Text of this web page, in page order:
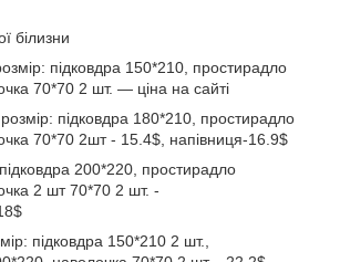
білизни
підковдра 150*210, простирадло
70*70 2 шт. — ціна на сайті
підковдра 180*210, простирадло
70*70 2шт - 15.4$, напівниця-16.9$
200*220, простирадло
2 шт 70*70 2 шт. -
підковдра 150*210 2 шт.,